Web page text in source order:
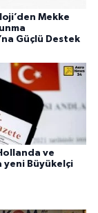
Mekke
Güçlü Destek
ve
yeni Büyükelçi